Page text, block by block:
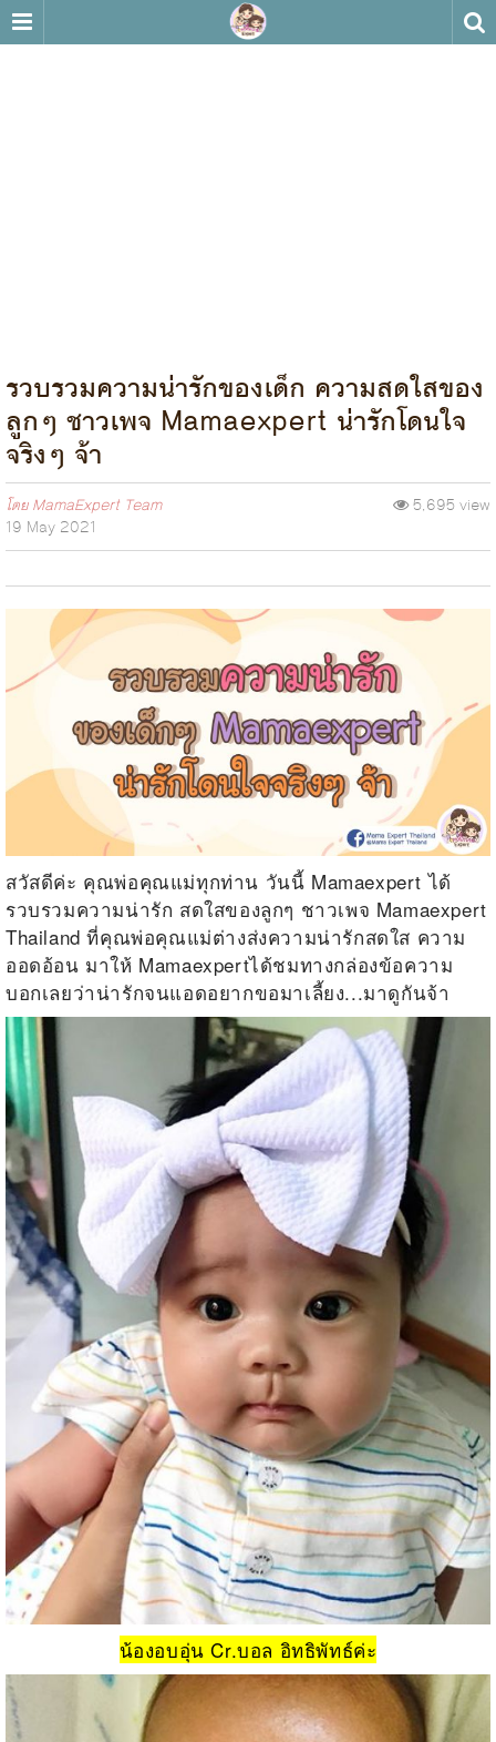
รวบรวมความน่ารักของเด็ก ความสดใสของ
ลูกๆ ชาวเพจ Mamaexpert น่ารักโดนใจ
จริงๆ จ้า
โดยMamaExpert Team
19 May 2021
5,695 view
สวัสดีค่ะ คุณพ่อคุณแม่ทุกท่าน วันนี้ Mamaexpert ได้
รวบรวมความน่ารัก สดใสของลูกๆ ชาวเพจ Mamaexpert
Thailand ที่คุณพ่อคุณแม่ต่างส่งความน่ารักสดใส ความ
ออดอ้อน มาให้ Mamaexpertได้ชมทางกล่องข้อความ
บอกเลยว่าน่ารักจนแอดอยากขอมาเลี้ยง...มาดูกันจ้า
น้องอบอุ่น Cr.บอล อิทธิพัทธ์ค่ะ